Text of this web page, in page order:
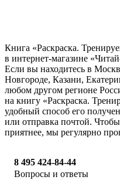
Книга «Раскраска.
в интернет-магазине
Если вы находитесь в
Новгороде, Казани,
любом другом регионе
на книгу «Раскраска.
удобный способ его
или отправка почтой.
приятнее, мы регулярно
8 495 424-84-44
Вопросы и ответы